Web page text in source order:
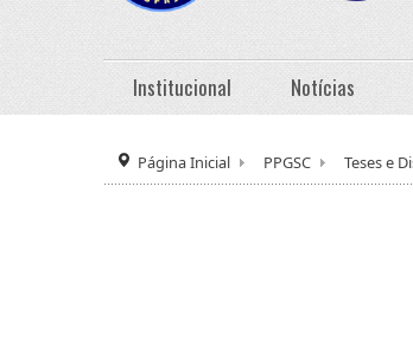
Institucional Notícias
Página Inicial PPGSC Teses e